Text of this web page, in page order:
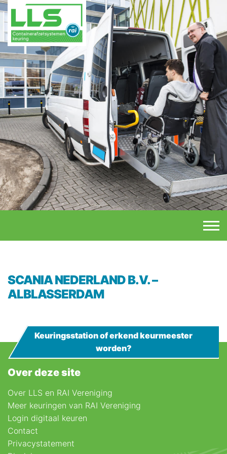
SCANIA NEDERLAND B.V. –
ALBLASSERDAM
Over deze site
Over LLS en RAI Vereniging
Meer keuringen van RAI Vereniging
Login digitaal keuren
Contact
Privacystatement
Keuringsstation of erkend keurmeester
worden?